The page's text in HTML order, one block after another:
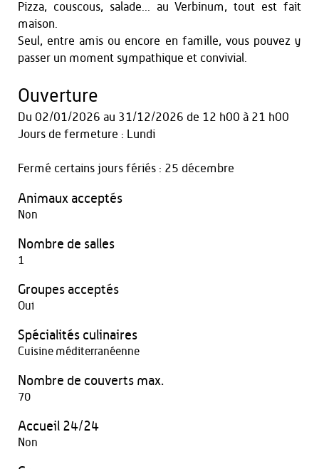
Pizza, couscous, salade... au Verbinum, tout est fait
maison.
Seul, entre amis ou encore en famille, vous pouvez y
passer un moment sympathique et convivial.
Ouverture
Du 02/01/2026 au 31/12/2026 de 12 h00 à 21 h00
Jours de fermeture : Lundi
Fermé certains jours fériés : 25 décembre
Animaux acceptés
Non
Nombre de salles
1
Groupes acceptés
Oui
Spécialités culinaires
Cuisine méditerranéenne
Nombre de couverts max.
70
Accueil 24/24
Non